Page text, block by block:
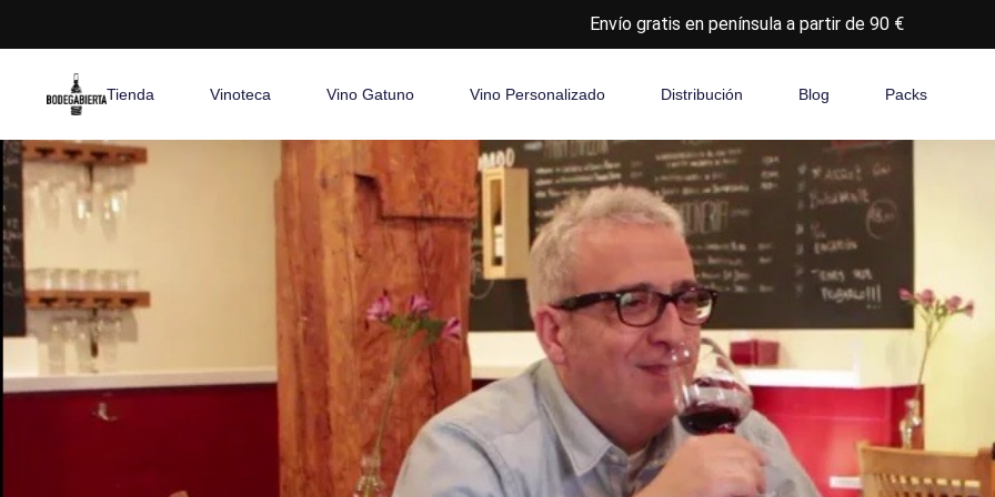
Envío gratis en península a partir de 90 €
Tienda Vinoteca Vino Gatuno Vino Personalizado Distribución Blog Packs